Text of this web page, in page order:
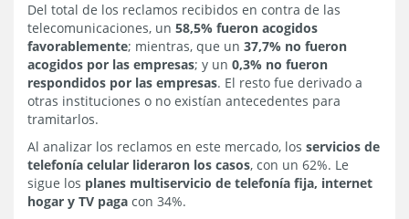
Del total de los reclamos recibidos en contra de las
telecomunicaciones, un 58,5% fueron acogidos
favorablemente; mientras, que un 37,7% no fueron
acogidos por las empresas; y un 0,3% no fueron
respondidos por las empresas. El resto fue derivado a
otras instituciones o no existían antecedentes para
tramitarlos.
Al analizar los reclamos en este mercado, los servicios de
telefonía celular lideraron los casos, con un 62%. Le
sigue los planes multiservicio de telefonía fija, internet
hogar y TV paga con 34%.